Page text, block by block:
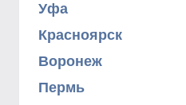
Уфа
Красноярск
Воронеж
Пермь